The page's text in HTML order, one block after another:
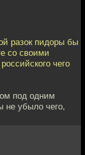
разок пидоры бы
со своими
чего
под одним
не убыло чего,